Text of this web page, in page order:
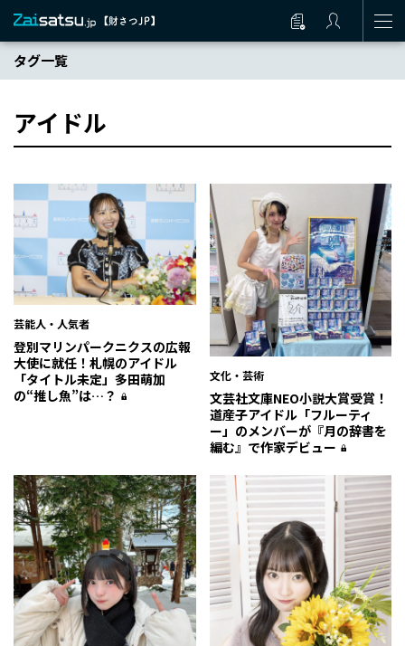
タグ一覧
アイドル
芸能人・人気者
登別マリンパークニクスの広報
大使に就任！札幌のアイドル
「タイトル未定」多田萌加
の“推し魚”は…？
文化・芸術
文芸社文庫NEO小説大賞受賞！
道産子アイドル「フルーティ
ー」のメンバーが『月の辞書を
編む』で作家デビュー